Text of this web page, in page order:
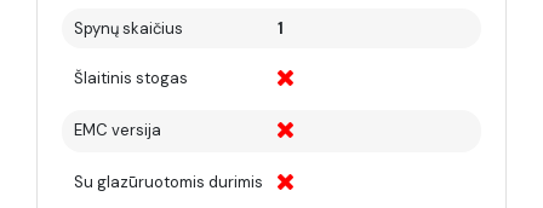
Spynų skaičius 1
Šlaitinis stogas
EMC versija
Su glazūruotomis durimis